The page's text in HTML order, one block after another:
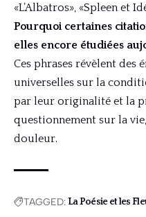
«L’Albatros», «Spleen et
Pourquoi certaines
elles encore étudiées
Ces phrases révèlent des
universelles sur la
par leur originalité et la
questionnement sur la
douleur.
TAGGED:La Poésie et les